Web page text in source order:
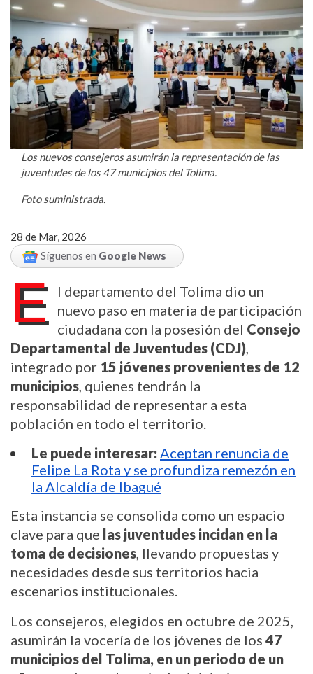
Los nuevos consejeros asumirán la representación de las
juventudes de los 47 municipios del Tolima.
Foto suministrada.
28 de Mar, 2026
Síguenos en Google News
E
l departamento del Tolima dio un
nuevo paso en materia de participación
ciudadana con la posesión del Consejo
Departamental de Juventudes (CDJ),
integrado por 15 jóvenes provenientes de 12
municipios, quienes tendrán la
responsabilidad de representar a esta
población en todo el territorio.
Le puede interesar: Aceptan renuncia de
Felipe La Rota y se profundiza remezón en
la Alcaldía de Ibagué
Esta instancia se consolida como un espacio
clave para que las juventudes incidan en la
toma de decisiones, llevando propuestas y
necesidades desde sus territorios hacia
escenarios institucionales.
Los consejeros, elegidos en octubre de 2025,
asumirán la vocería de los jóvenes de los 47
municipios del Tolima, en un periodo de un